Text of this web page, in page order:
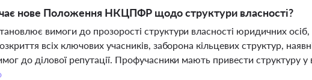
нове Положення НКЦПФР щодо структури власності?
вимоги до прозорості структури власності юридичних
всіх ключових учасників, заборона кільцевих структур,
до ділової репутації. Профучасники мають привести структуру у